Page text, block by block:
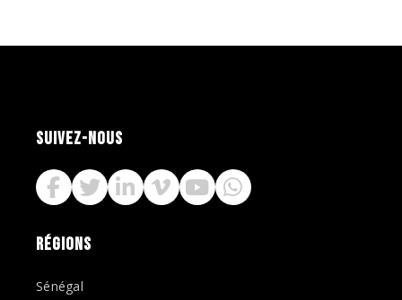
SUIVEZ-NOUS
RÉGIONS
Sénégal